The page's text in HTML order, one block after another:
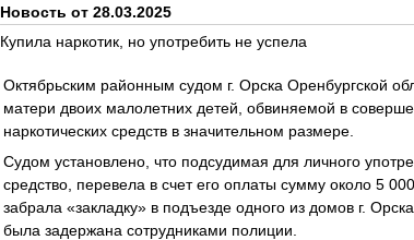
Новость от 28.03.2025
Купила наркотик, но употребить не успела
Октябрьским районным судом г. Орска Оренбургской
матери двоих малолетних детей, обвиняемой в
наркотических средств в значительном размере.
Судом установлено, что подсудимая для личного
средство, перевела в счет его оплаты сумму около 5
забрала «закладку» в подъезде одного из домов г.
была задержана сотрудниками полиции.